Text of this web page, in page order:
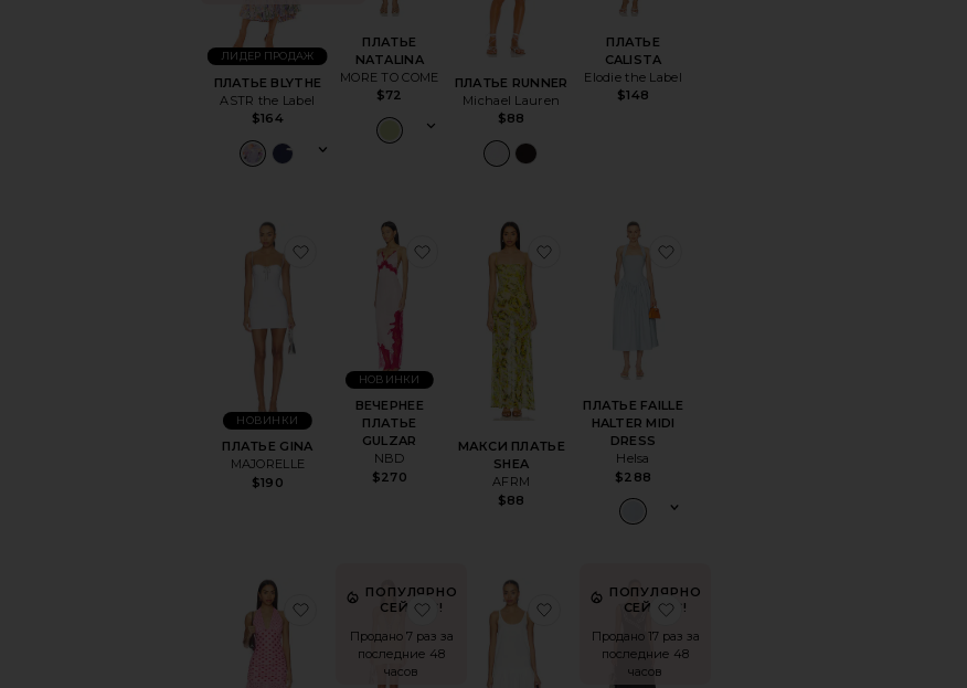
ПЛАТЬЕ BLYTHE
ASTR the Label
$164
ЛИДЕР ПРОДАЖ
ПЛАТЬЕ
NATALINA
MORE TO COME
$72
ПЛАТЬЕ RUNNER
Michael Lauren
$88
ПЛАТЬЕ
CALISTA
Elodie the Label
$148
ПЛАТЬЕ GINA
MAJORELLE
$190
НОВИНКИ
избранноеПЛАТЬЕ GINA
ВЕЧЕРНЕЕ
ПЛАТЬЕ
GULZAR
NBD
$270
НОВИНКИ
избранноеВЕЧЕРНЕЕ ПЛАТЬЕ GULZAR
МАКСИ ПЛАТЬЕ
SHEA
AFRM
$88
избранноеМАКСИ ПЛАТЬЕ SHEA
ПЛАТЬЕ FAILLE
HALTER MIDI
DRESS
Helsa
$288
избранноеПЛАТЬЕ MICHA
ПОПУЛЯРНО
СЕЙЧАС!
Продано 7 раз за
последние 48
часов
избранноеПЛАТЬЕ GEM STONE TRIM PLUNGE MINI
избранноеПЛИССИРОВАННОЕ ПЛАТЬЕ RELAXED
ПОПУЛЯРНО
СЕЙЧАС!
Продано 17 раз за
последние 48
часов
избранноеПЛАТЬЕ THEA